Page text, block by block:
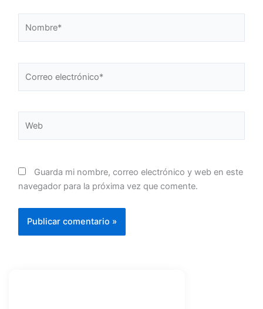
electrónico*
Guarda mi nombre, correo electrónico y web en este
navegador para la próxima vez que comente.